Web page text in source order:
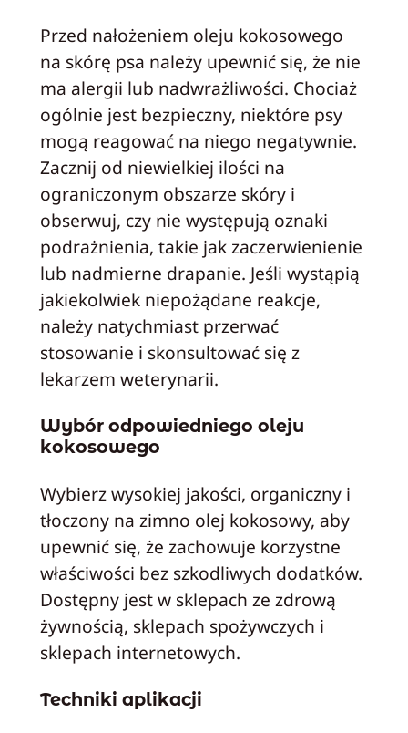
Przed nałożeniem oleju kokosowego
na skórę psa należy upewnić się, że nie
ma alergii lub nadwrażliwości. Chociaż
ogólnie jest bezpieczny, niektóre psy
mogą reagować na niego negatywnie.
Zacznij od niewielkiej ilości na
ograniczonym obszarze skóry i
obserwuj, czy nie występują oznaki
podrażnienia, takie jak zaczerwienienie
lub nadmierne drapanie. Jeśli wystąpią
jakiekolwiek niepożądane reakcje,
należy natychmiast przerwać
stosowanie i skonsultować się z
lekarzem weterynarii.
Wybór odpowiedniego oleju
kokosowego
Wybierz wysokiej jakości, organiczny i
tłoczony na zimno olej kokosowy, aby
upewnić się, że zachowuje korzystne
właściwości bez szkodliwych dodatków.
Dostępny jest w sklepach ze zdrową
żywnością, sklepach spożywczych i
sklepach internetowych.
Techniki aplikacji